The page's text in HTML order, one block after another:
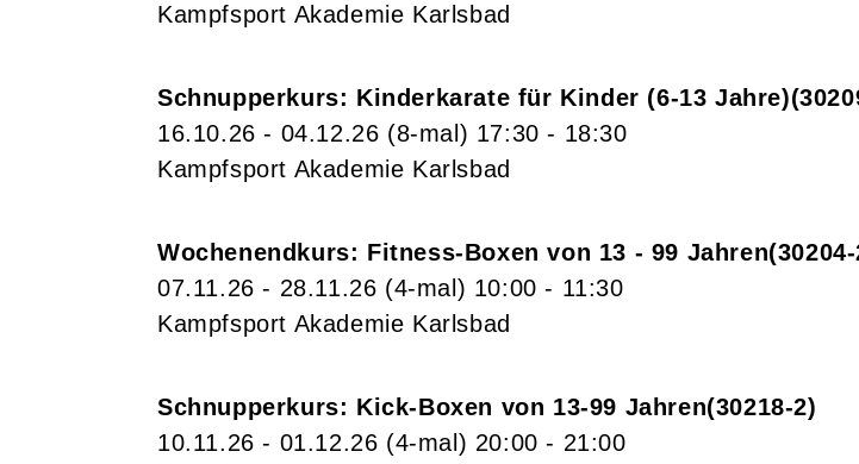
Kampfsport Akademie Karlsbad
Schnupperkurs: Kinderkarate für Kinder (6-13 Jahre)
16.10.26 - 04.12.26 (8-mal) 17:30 - 18:30
Kampfsport Akademie Karlsbad
Wochenendkurs: Fitness-Boxen von 13 - 99 Jahren
07.11.26 - 28.11.26 (4-mal) 10:00 - 11:30
Kampfsport Akademie Karlsbad
Schnupperkurs: Kick-Boxen von 13-99 Jahren 30218-2
10.11.26 - 01.12.26 (4-mal) 20:00 - 21:00